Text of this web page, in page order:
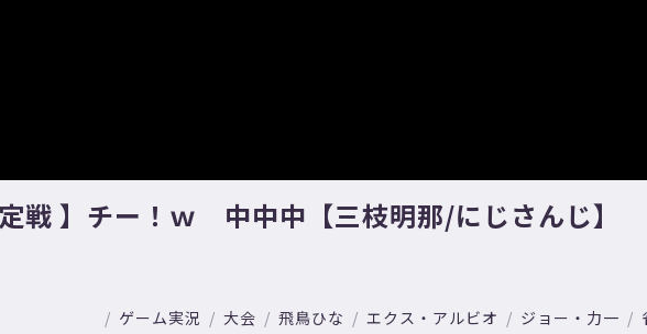
戦 】チー！ｗ 中中中【三枝明那/にじさんじ】
ゲーム実況 大会 飛鳥ひな エクス・アルビオ ジョー・力一